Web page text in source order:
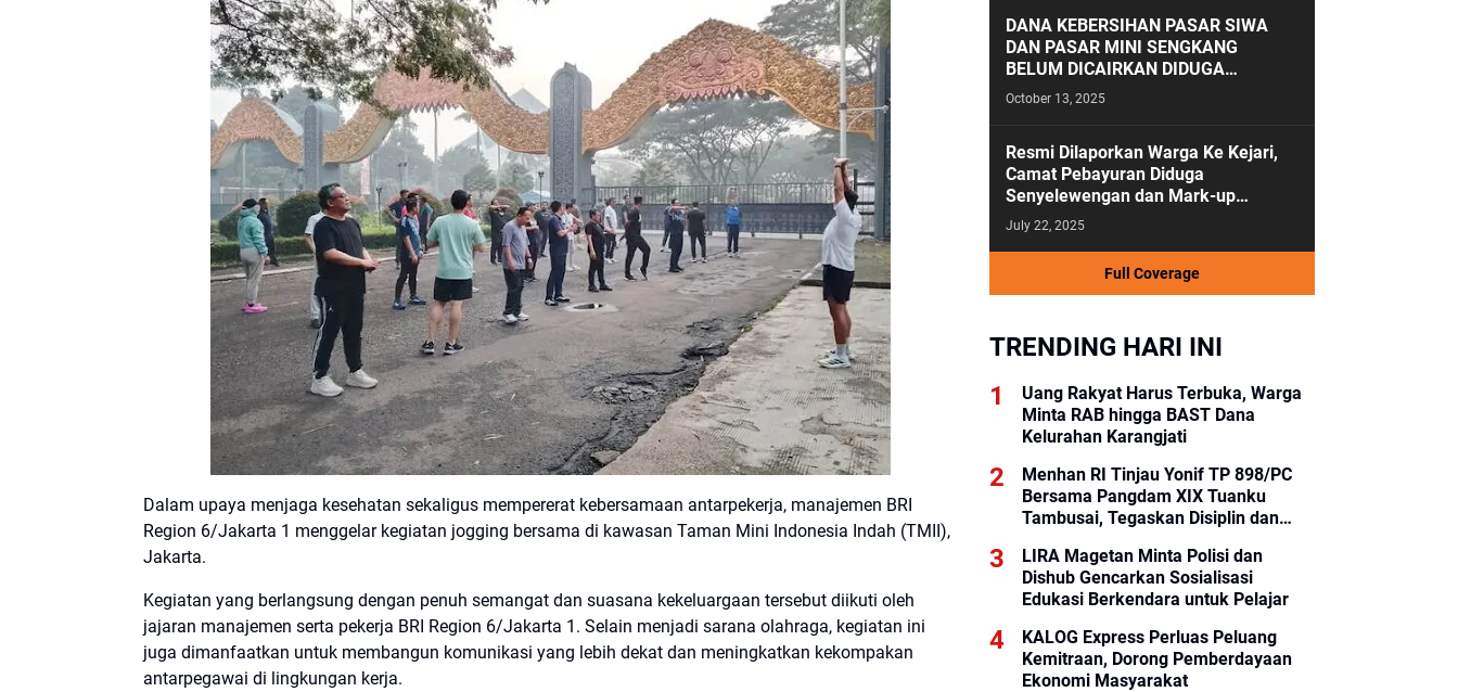
Dalam upaya menjaga kesehatan sekaligus mempererat kebersamaan antarpekerja, manajemen BRI
Region 6/Jakarta 1 menggelar kegiatan jogging bersama di kawasan Taman Mini Indonesia Indah (TMII),
Jakarta.
Kegiatan yang berlangsung dengan penuh semangat dan suasana kekeluargaan tersebut diikuti oleh
jajaran manajemen serta pekerja BRI Region 6/Jakarta 1. Selain menjadi sarana olahraga, kegiatan ini
juga dimanfaatkan untuk membangun komunikasi yang lebih dekat dan meningkatkan kekompakan
antarpegawai di lingkungan kerja.
DANA KEBERSIHAN PASAR SIWA
DAN PASAR MINI SENGKANG
BELUM DICAIRKAN DIDUGA
ANGGARAN KEBERSIHAN SALAH
October 13, 2025
Resmi Dilaporkan Warga Ke Kejari,
Camat Pebayuran Diduga
Senyelewengan dan Mark-up
Anggaran Tahun 2023-2024
July 22, 2025
Full Coverage
TRENDING HARI INI
Uang Rakyat Harus Terbuka, Warga
Minta RAB hingga BAST Dana
Kelurahan Karangjati
Menhan RI Tinjau Yonif TP 898/PC
Bersama Pangdam XIX Tuanku
Tambusai, Tegaskan Disiplin dan
LIRA Magetan Minta Polisi dan
Dishub Gencarkan Sosialisasi
Edukasi Berkendara untuk Pelajar
KALOG Express Perluas Peluang
Kemitraan, Dorong Pemberdayaan
Ekonomi Masyarakat